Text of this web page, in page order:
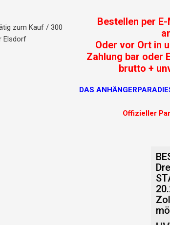
zum Kauf / 300
Elsdorf
Bestellen per
Oder vor Ort in
Zahlung bar oder
brutto +
DAS
Offizieller